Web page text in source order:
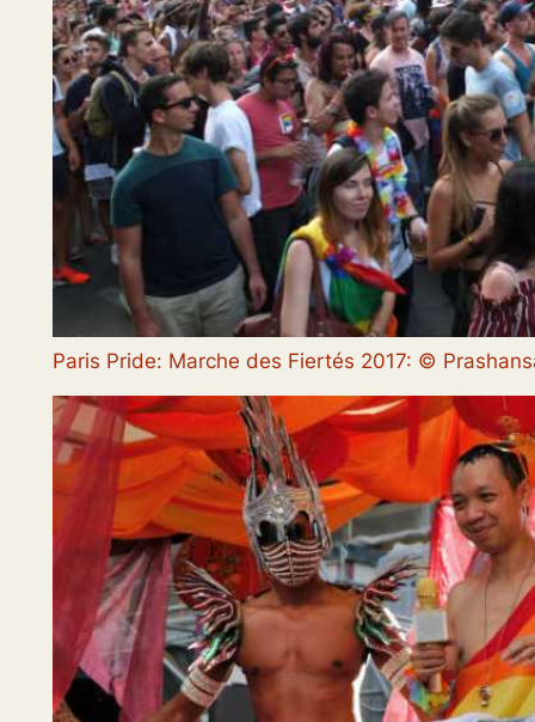
Paris Pride: Marche des Fiertés 2017: ©